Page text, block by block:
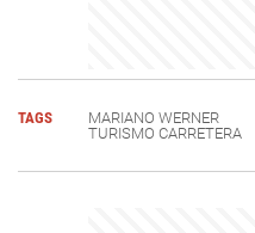
TAGS MARIANO WERNER
TURISMO CARRETERA